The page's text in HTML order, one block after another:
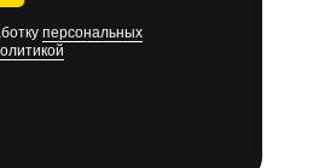
персональных